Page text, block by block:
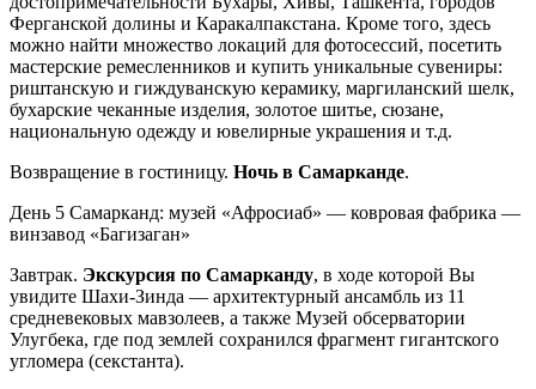
Ферганской долины и Каракалпакстана. Кроме того, здесь
можно найти множество локаций для фотосессий, посетить
мастерские ремесленников и купить уникальные сувениры:
риштанскую и гиждуванскую керамику, маргиланский шелк,
бухарские чеканные изделия, золотое шитье, сюзане,
национальную одежду и ювелирные украшения и т.д.
Возвращение в гостиницу. Ночь в Самарканде.
День 5 Самарканд: музей «Афросиаб» — ковровая фабрика —
винзавод «Багизаган»
Завтрак. Экскурсия по Самарканду, в ходе которой Вы
увидите Шахи-Зинда — архитектурный ансамбль из 11
средневековых мавзолеев, а также Музей обсерватории
Улугбека, где под землей сохранился фрагмент гигантского
угломера (секстанта).